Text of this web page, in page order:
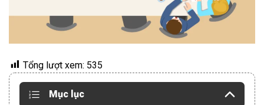
Tổng lượt xem: 535
Mục lục